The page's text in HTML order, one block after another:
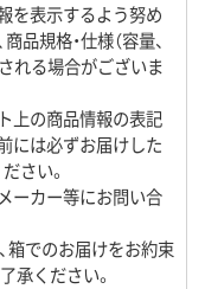
を表示するよう努め
品規格・仕様（容量、
れる場合がございま
上の商品情報の表記
には必ずお届けした
さい。
ーカー等にお問い合
箱でのお届けをお約束
承ください。